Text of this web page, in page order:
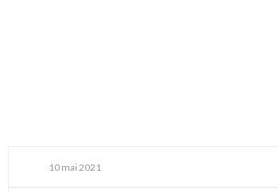
10 mai 2021